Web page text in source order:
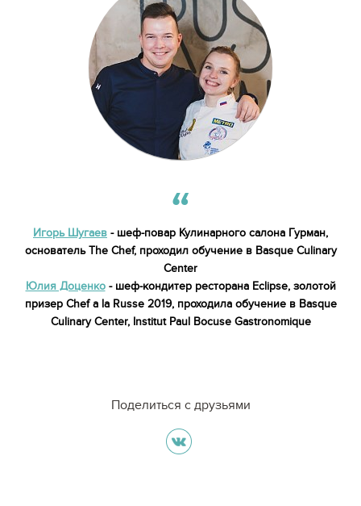
Игорь Шугаев - шеф-повар Кулинарного салона Гурман,
основатель The Chef, проходил обучение в Basque Culinary
Center
Юлия Доценко- шеф-кондитер ресторана Eclipse, золотой
призер Chef a la Russe 2019, проходила обучение в Basque
Culinary Center, Institut Paul Bocuse Gastronomique
Поделиться с друзьями